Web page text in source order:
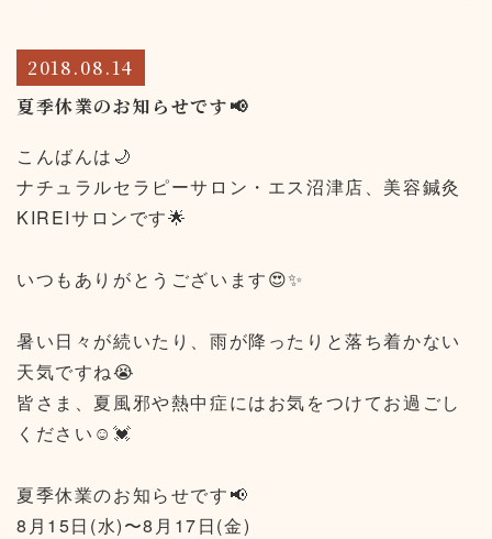
2018.08.14
夏季休業のお知らせです📢
こんばんは🌙
ナチュラルセラピーサロン・エス沼津店、美容鍼灸
KIREIサロンです🌟
いつもありがとうございます😍✨
暑い日々が続いたり、雨が降ったりと落ち着かない
天気ですね😭
皆さま、夏風邪や熱中症にはお気をつけてお過ごし
ください☺️💓
夏季休業のお知らせです📢
8月15日(水)〜8月17日(金)